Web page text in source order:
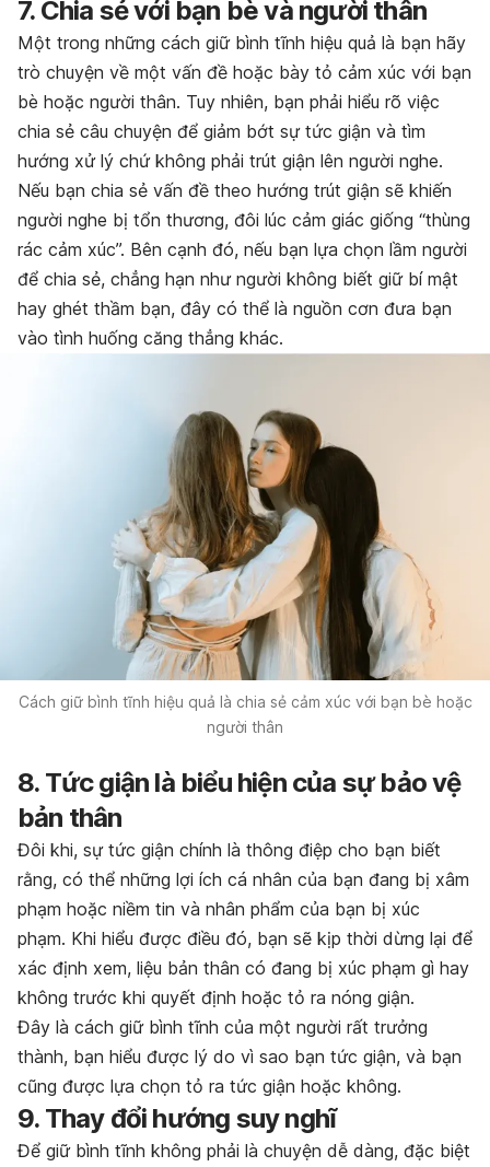
7. Chia sẻ với bạn bè và người thân
Một trong những cách giữ bình tĩnh hiệu quả là bạn hãy
trò chuyện về một vấn đề hoặc bày tỏ cảm xúc với bạn
bè hoặc người thân. Tuy nhiên, bạn phải hiểu rõ việc
chia sẻ câu chuyện để giảm bớt sự tức giận và tìm
hướng xử lý chứ không phải trút giận lên người nghe.
Nếu bạn chia sẻ vấn đề theo hướng trút giận sẽ khiến
người nghe bị tổn thương, đôi lúc cảm giác giống “thùng
rác cảm xúc”. Bên cạnh đó, nếu bạn lựa chọn lầm người
để chia sẻ, chẳng hạn như người không biết giữ bí mật
hay ghét thầm bạn, đây có thể là nguồn cơn đưa bạn
vào tình huống căng thẳng khác.
Cách giữ bình tĩnh hiệu quả là chia sẻ cảm xúc với bạn bè hoặc
người thân
8. Tức giận là biểu hiện của sự bảo vệ
bản thân
Đôi khi, sự tức giận chính là thông điệp cho bạn biết
rằng, có thể những lợi ích cá nhân của bạn đang bị xâm
phạm hoặc niềm tin và nhân phẩm của bạn bị xúc
phạm. Khi hiểu được điều đó, bạn sẽ kịp thời dừng lại để
xác định xem, liệu bản thân có đang bị xúc phạm gì hay
không trước khi quyết định hoặc tỏ ra nóng giận.
Đây là cách giữ bình tĩnh của một người rất trưởng
thành, bạn hiểu được lý do vì sao bạn tức giận, và bạn
cũng được lựa chọn tỏ ra tức giận hoặc không.
9. Thay đổi hướng suy nghĩ
Để giữ bình tĩnh không phải là chuyện dễ dàng, đặc biệt